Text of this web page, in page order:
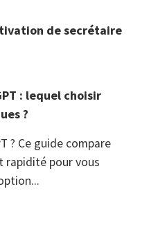
de secrétaire
: lequel choisir
?
? Ce guide compare
rapidité pour vous